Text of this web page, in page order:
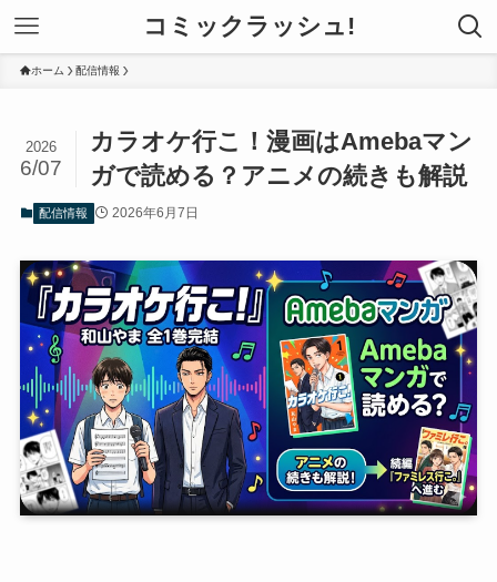
コミックラッシュ!
ホーム 配信情報
カラオケ行こ！漫画はAmebaマン
ガで読める？アニメの続きも解説
2026
6/07
配信情報 2026年6月7日